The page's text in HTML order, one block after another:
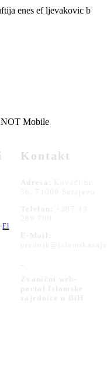
Mobile
El
Kontakt
Adresa:
Kovači br.
36, 71000 Sarajevo
Telefon:
+387 33
289 700
E-Mail:
Zvanični web-
portal Islamske
zajednice u BiH